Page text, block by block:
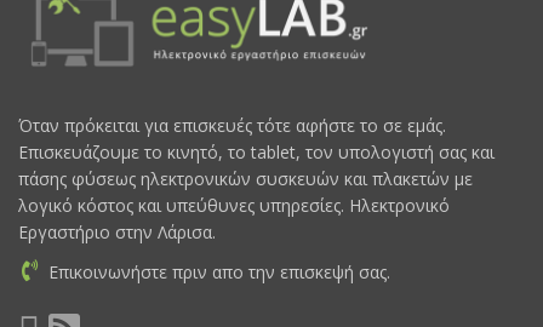
Όταν πρόκειται για επισκευές τότε αφήστε το σε εμάς.
Επισκευάζουμε το κινητό, το tablet, τον υπολογιστή σας και
πάσης φύσεως ηλεκτρονικών συσκευών και πλακετών με
λογικό κόστος και υπεύθυνες υπηρεσίες. Ηλεκτρονικό
Εργαστήριο στην Λάρισα.
Επικοινωνήστε πριν απο την επισκεψή σας.